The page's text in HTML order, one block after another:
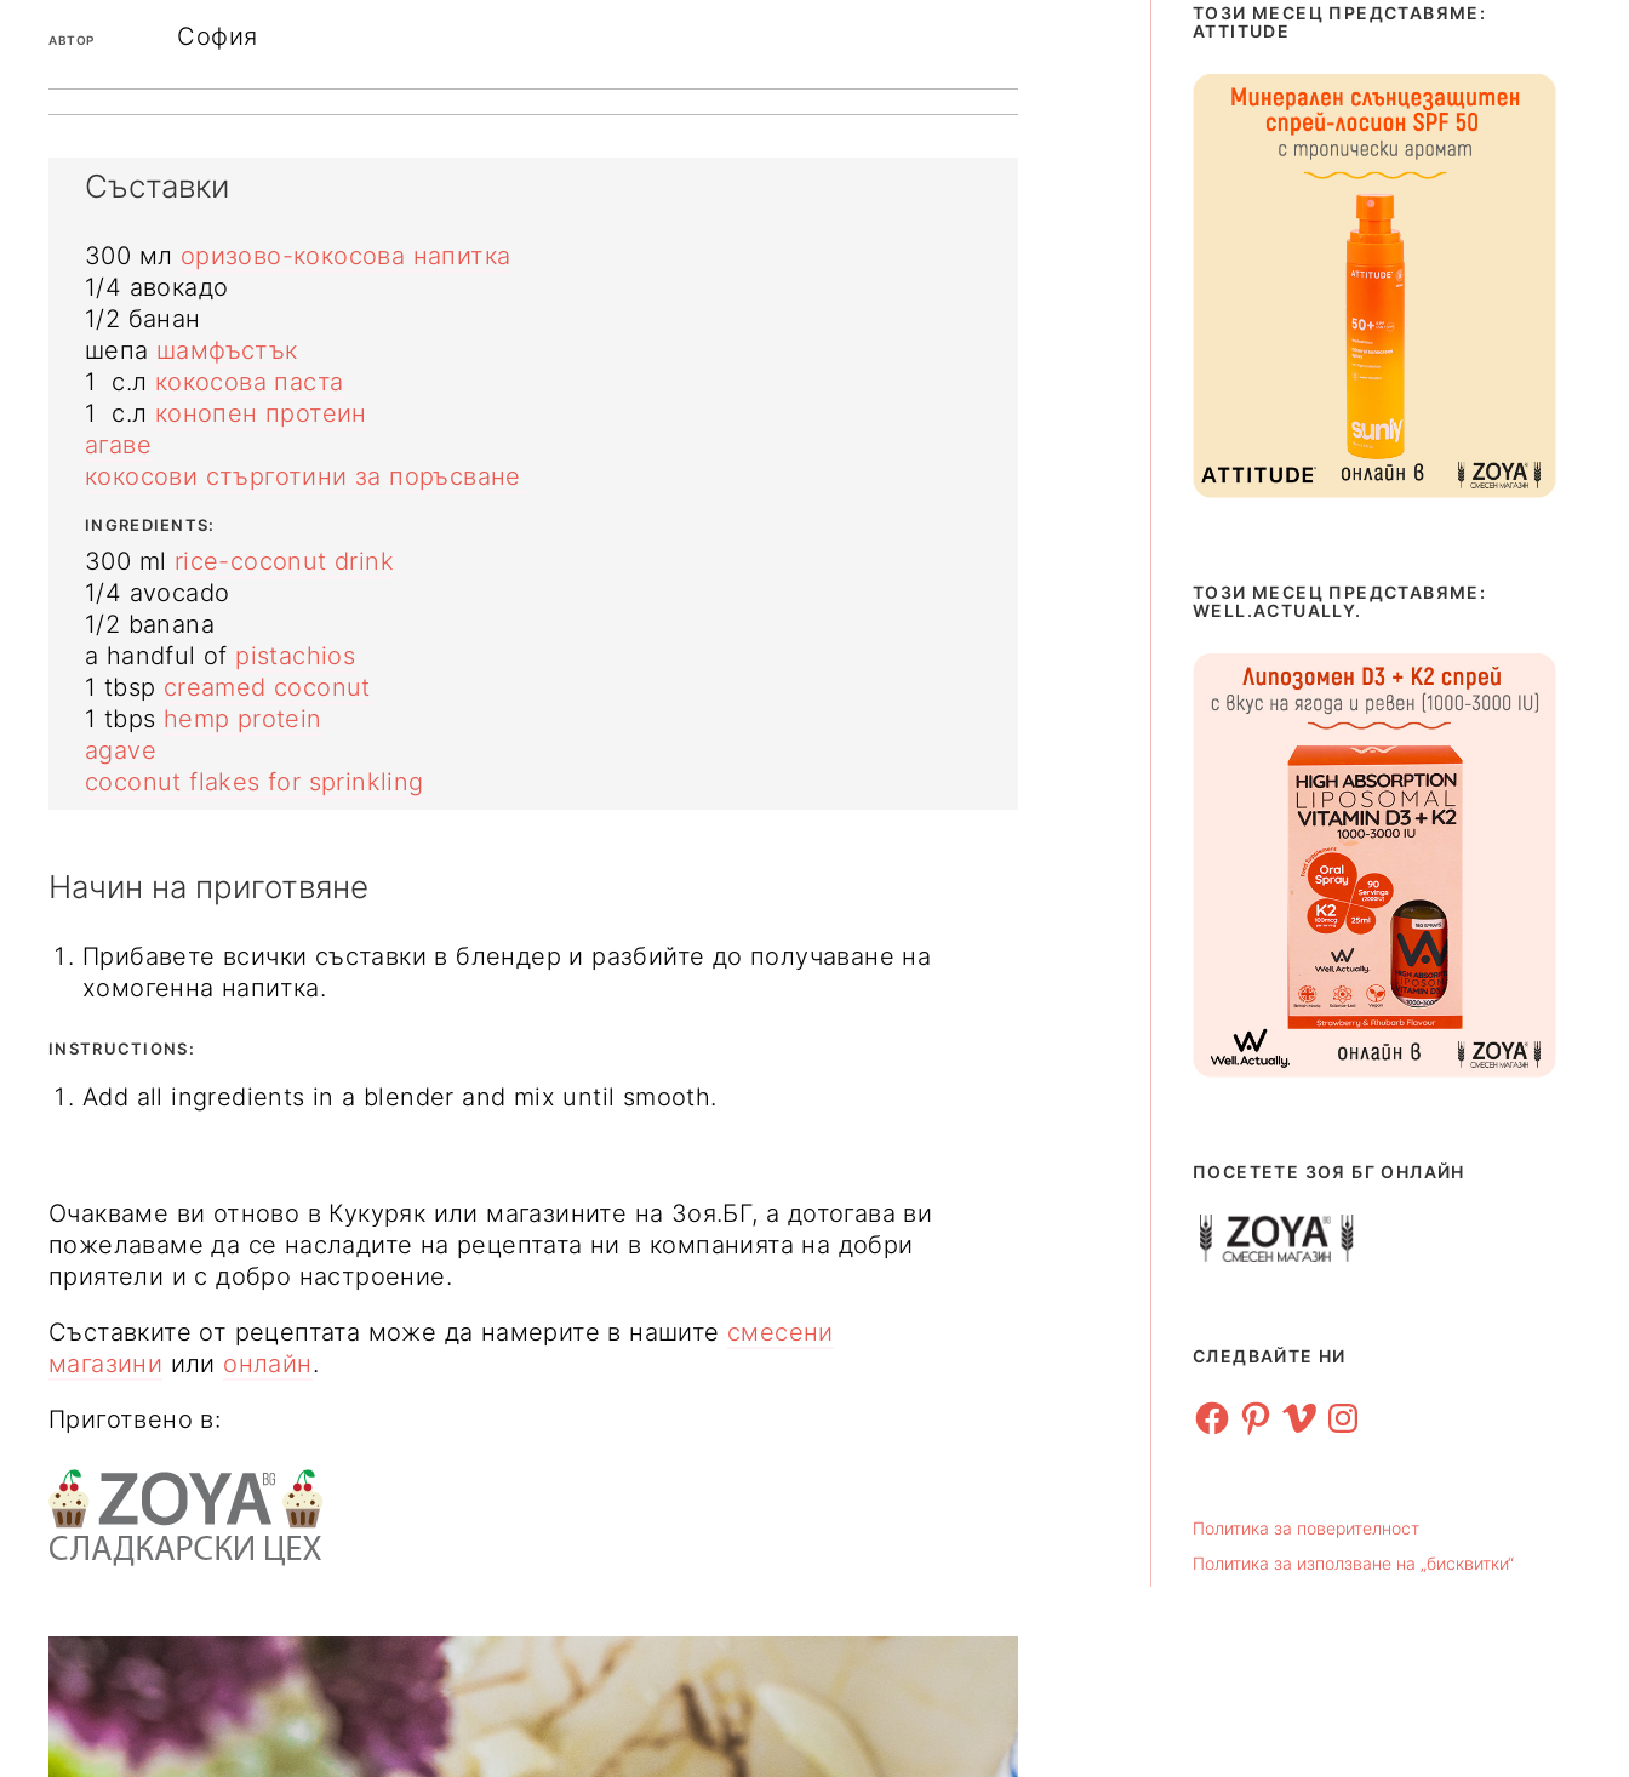
АВТОР София
Съставки
300 мл оризово-кокосова напитка
1/4 авокадо
1/2 банан
шепа шамфъстък
1
с.л кокосова паста
1
с.л конопен протеин
агаве
кокосови стърготини за поръсване
INGREDIENTS:
300 ml rice-coconut drink
1/4 avocado
1/2 banana
a handful of pistachios
1 tbsp creamed coconut
1 tbps hemp protein
agave
coconut flakes for sprinkling
Начин на приготвяне
Прибавете всички съставки в блендер и разбийте до получаване на
хомогенна напитка.
INSTRUCTIONS:
Add all ingredients in a blender and mix until smooth.
Очакваме ви отново в Кукуряк или магазините на Зоя.БГ, а дотогава ви
пожелаваме да се насладите на рецептата ни в компанията на добри
приятели и с добро настроение.
Съставките от рецептата може да намерите в нашите смесени
магазини или онлайн.
Приготвено в:
ТОЗИ МЕСЕЦ ПРЕДСТАВЯМЕ:
ATTITUDE
ТОЗИ МЕСЕЦ ПРЕДСТАВЯМЕ:
WELL.ACTUALLY.
ПОСЕТЕТЕ ЗОЯ БГ ОНЛАЙН
СЛЕДВАЙТЕ НИ
FacebookPinterest
Vimeo Instagram
Политика за поверителност
Политика за използване на „бисквитки“